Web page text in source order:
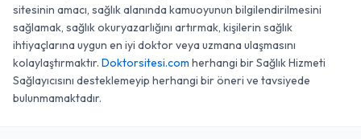
sitesinin amacı, sağlık alanında kamuoyunun bilgilendirilmesini
sağlamak, sağlık okuryazarlığını artırmak, kişilerin sağlık
ihtiyaçlarına uygun en iyi doktor veya uzmana ulaşmasını
kolaylaştırmaktır. Doktorsitesi.com herhangi bir Sağlık Hizmeti
Sağlayıcısını desteklemeyip herhangi bir öneri ve tavsiyede
bulunmamaktadır.